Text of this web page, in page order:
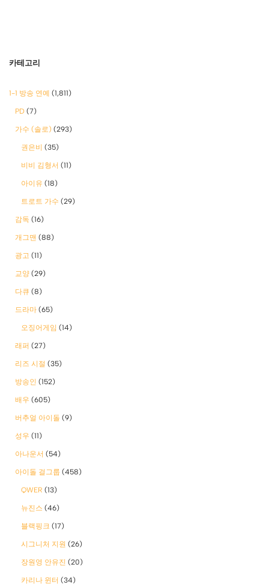
카테고리
1-1 방송 연예 (1,811)
PD (7)
가수 (솔로) (293)
권은비 (35)
비비 김형서 (11)
아이유 (18)
트로트 가수 (29)
감독 (16)
개그맨 (88)
광고 (11)
교양 (29)
다큐 (8)
드라마 (65)
오징어게임 (14)
래퍼 (27)
리즈 시절 (35)
방송인 (152)
배우 (605)
버추얼 아이돌 (9)
성우 (11)
아나운서 (54)
아이돌 걸그룹 (458)
QWER (13)
뉴진스 (46)
블랙핑크 (17)
시그니처 지원 (26)
장원영 안유진 (20)
카리나 윈터 (34)